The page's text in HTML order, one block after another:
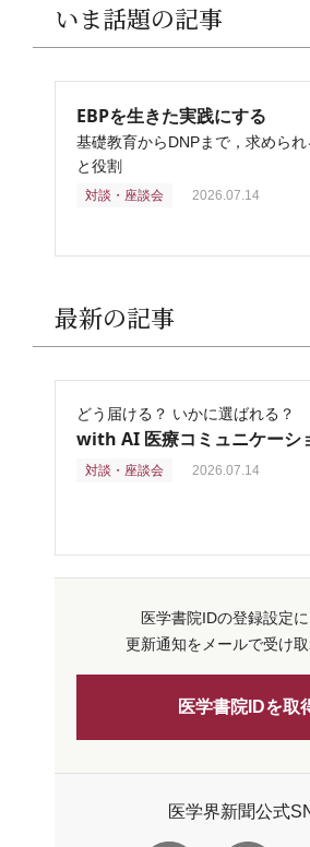
いま話題の記事
EBPを生きた実践にする
基礎教育からDNPまで，求めら
と役割
対談・座談会 2026.07.14
最新の記事
どう届ける？ いかに選ばれる？
with AI 医療コミュニケーシ
対談・座談会 2026.07.14
医学書院IDの登録設定に
更新通知をメールで受け取
医学書院IDを取
医学界新聞公式